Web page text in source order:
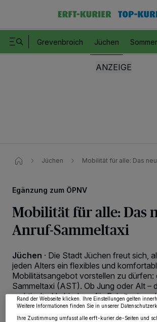
Grevenbroich Jüchen
Jüchen Mobilität für alle: Das
Egänzung zum ÖPNV
Mobilität für alle: Das
Anruf-Sammeltaxi
Jüchen · Die Stadt Jüchen freut sich,
jeden Alters ein flexibles und
Mobilitätsangebot vorstellen zu
Sammeltaxi (AST). Ob Jung oder Alt –
praktische Verbindung für Fahrten
Stadtgebiets, die bequem von zu
telefonisch bestellt werden können.
von OK aktivieren Sie Tracking-Technologien für die unter
Partner verarbeiten Daten, um Ihnen Dienste
Zwecke. Wenn Tracker deaktiviert sind, sind manche
möglicherweise nicht mehr so relevant für Sie. Sie können
wieder aufrufen, um Ihre Einstellungen zu ändern oder
widerrufen, indem Sie auf den Link Einstellungen oder
Rand der Webseite klicken. Ihre Einstellungen gelten
Weitere Informationen finden Sie in unserer
Ihre Zustimmung umfasst alle erft-kurier.de-Seiten und